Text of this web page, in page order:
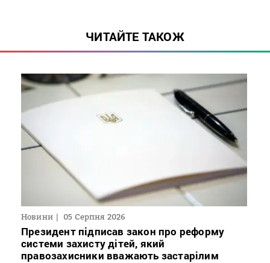
ЧИТАЙТЕ ТАКОЖ
Новини 05 Серпня 2026
Президент підписав закон про реформу
системи захисту дітей, який
правозахисники вважають застарілим